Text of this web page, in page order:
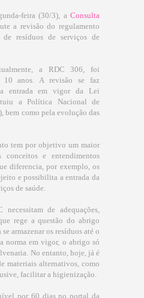
feira (30/3), a Consulta
a revisão do regulamento
de resíduos de serviços de
a RDC 306, foi
anos. A revisão se faz
entrada em vigor da Lei
a Política Nacional de
bem como pela evolução das
tem por objetivo um maior
conceitos e entendimentos
diferencia, por exemplo, os
e possibilita a entrada da
de saúde.
de adequações,
rege a questão do abrigo
armazenar os resíduos até o
norma em vigor, o abrigo só
No entanto, hoje, já é
materiais alternativos, como
facilitar a higienização.
por 60 dias no portal da